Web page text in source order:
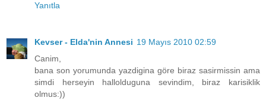
Yanıtla
Kevser - Elda'nin Annesi 19 Mayıs 2010 02:59
Canim,
bana son yorumunda yazdigina göre biraz sasirmissin ama
simdi herseyin hallolduguna sevindim, biraz karisiklik
olmus:))